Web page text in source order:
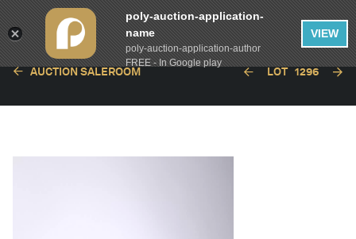
AUCTION SALEROOM LOT 1296
poly-auction-application-
name
poly-auction-application-author
FREE - In Google play
VIEW